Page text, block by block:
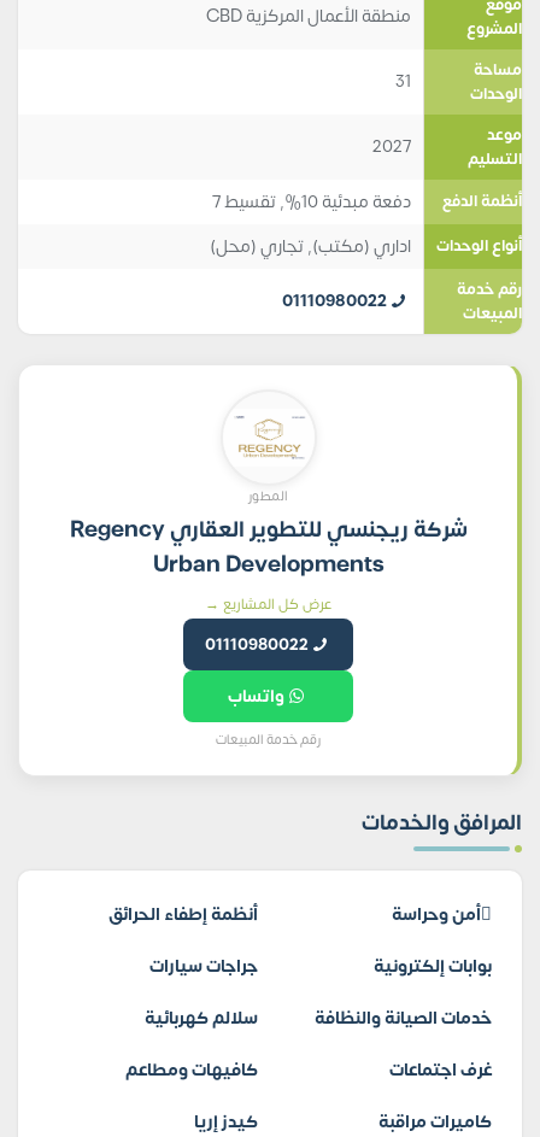
موقع
المشروع
منطقة الأعمال المركزية CBD
مساحة
الوحدات
31
موعد
التسليم
2027
أنظمة الدفع دفعة مبدئية 10%, تقسيط 7
أنواع الوحدات اداري (مكتب),تجاري (محل)
رقم خدمة
المبيعات
01110980022
المطور
شركة ريجنسي للتطوير العقاري Regency
Urban Developments
عرض كل المشاريع →
01110980022
واتساب
رقم خدمة المبيعات
المرافق والخدمات
أمن وحراسة
أنظمة إطفاء الحرائق
بوابات إلكترونية
جراجات سيارات
خدمات الصيانة والنظافة
سلالم كهربائية
غرف اجتماعات
كافيهات ومطاعم
كاميرات مراقبة
كيدز إريا